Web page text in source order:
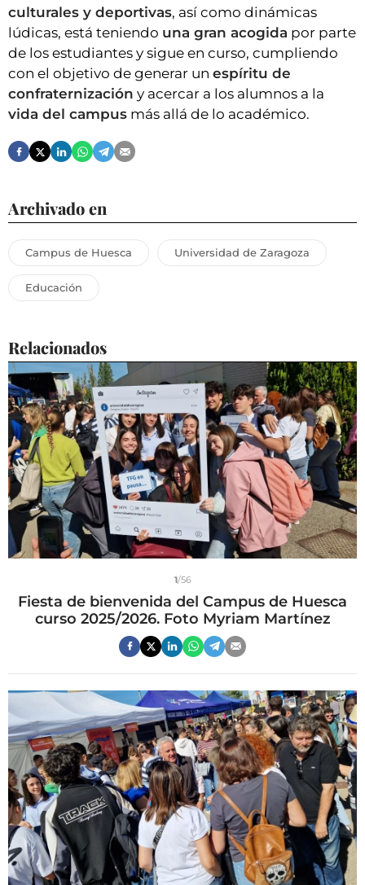
culturales y deportivas, así como dinámicas
lúdicas, está teniendo una gran acogida por parte
de los estudiantes y sigue en curso, cumpliendo
con el objetivo de generar un espíritu de
confraternización y acercar a los alumnos a la
vida del campus más allá de lo académico.
Archivado en
Campus de Huesca Universidad de Zaragoza
Educación
Relacionados
1/56
Fiesta de bienvenida del Campus de Huesca
curso 2025/2026. Foto Myriam Martínez